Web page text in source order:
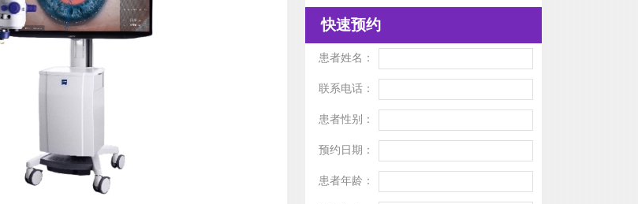
快速预约
患者姓名：
联系电话：
患者性别：
预约日期：
患者年龄：